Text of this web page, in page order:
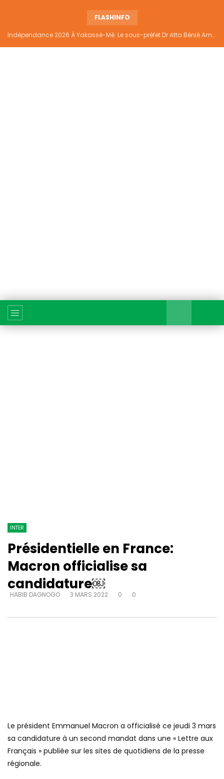
FLASHINFO
Indépendance 2026 À Yakassé-Mé: Le sous-préfet Dr Atta Bénié Amédé appelle à l’unité, à la sécurité et au développement
INTER
Présidentielle en France:
Macron officialise sa
candidature￼
HABIB DAGNOGO 3 MARS 2022 0 0
Le président Emmanuel Macron a officialisé ce jeudi 3 mars
sa candidature à un second mandat dans une « Lettre aux
Français » publiée sur les sites de quotidiens de la presse
régionale.